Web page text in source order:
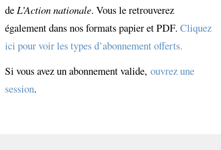
deL’Action nationale. Vous le retrouverez
également dans nos formats papier et PDF. Cliquez
ici pour voir les types d’abonnement offerts.
Si vous avez un abonnement valide, ouvrez une
session.